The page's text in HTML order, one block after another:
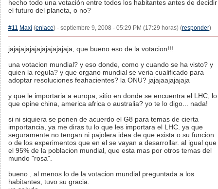
hecho todo una votación entre todos los habitantes antes de decidir
el futuro del planeta, o no?
#11 Maxi (enlace) - septiembre 9, 2008 - 05:29 PM (17:29 horas) (responder)
jajajajajajajajajajajaja, que bueno eso de la votacion!!!
una votacion mundial? y eso donde, como y cuando se ha visto? y
quien la regula? y que organo mundial se veria cualificado para
adoptar resoluciones feahacientes? la ONU? jajajaajajajaja
y que le importaria a europa, sitio en donde se encuentra el LHC, lo
que opine china, america africa o australia? yo te lo digo... nada!
si ni siquiera se ponen de acuerdo el G8 para temas de cierta
importancia, ya me diras tu lo que les importara el LHC. ya que
seguramente no tengan ni pajolera idea de que exista o su funcion
o de los experimentos que en el se vayan a desarrollar. al igual que
el 95% de la poblacion mundial, que esta mas por otros temas del
mundo "rosa".
bueno , al menos lo de la votacion mundial preguntada a los
habitantes, tuvo su gracia.